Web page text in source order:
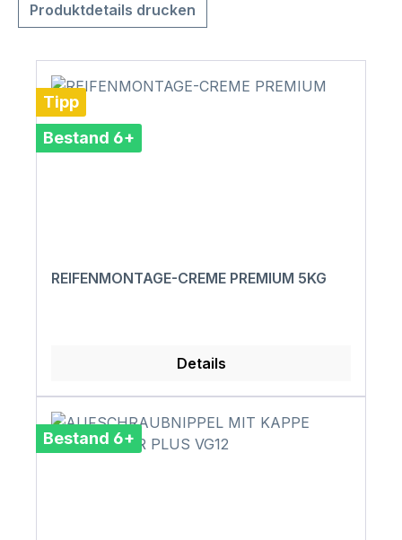
Produktdetails drucken
Tipp
Bestand 6+
REIFENMONTAGE-CREME PREMIUM 5KG
Details
Bestand 6+